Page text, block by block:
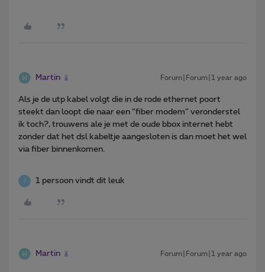
Martin Forum|Forum|1 year ago
Als je de utp kabel volgt die in de rode ethernet poort
steekt dan loopt die naar een “fiber modem” veronderstel
ik toch?, trouwens ale je met de oude bbox internet hebt
zonder dat het dsl kabeltje aangesloten is dan moet het wel
via fiber binnenkomen.
J 1 persoon vindt dit leuk
Martin Forum|Forum|1 year ago